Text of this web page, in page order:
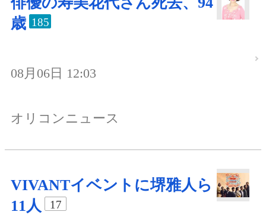
歳 185
08月06日 12:03
オリコンニュース
VIVANTイベントに堺雅人ら
11人
17